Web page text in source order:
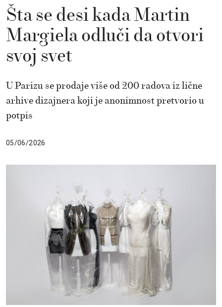
Šta se desi kada Martin
Margiela odluči da otvori
svoj svet
U Parizu se prodaje više od 200 radova iz lične
arhive dizajnera koji je anonimnost pretvorio u
potpis
05/06/2026